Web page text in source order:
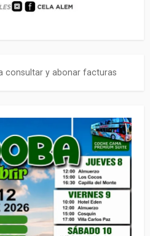
consultar y abonar facturas